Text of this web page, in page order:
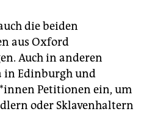
die beiden
aus Oxford
Auch in anderen
in Edinburgh und
Petitionen ein, um
oder Sklavenhaltern